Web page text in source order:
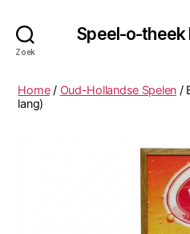
Zoek
Speel-o-theek
Home/ Oud-Hollandse Spelen /
lang)